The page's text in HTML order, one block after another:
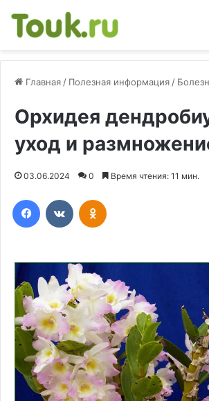
Главная / Полезная информация /
Орхидея
уход и
03.06.2024 0 Время чтения: 11 мин.